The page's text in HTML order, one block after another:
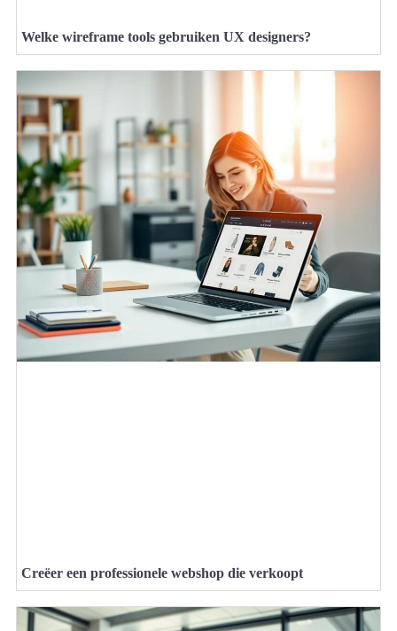
Welke wireframe tools gebruiken UX designers?
Creëer een professionele webshop die verkoopt